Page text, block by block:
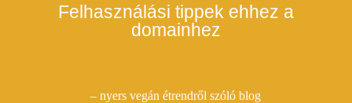
Felhasználási tippek ehhez a
domainhez
– nyers vegán étrendről szóló blog